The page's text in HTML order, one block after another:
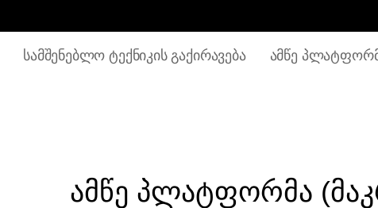
ᲡᲐᲛᲨᲔᲜᲔᲑᲚᲝ ᲢᲔᲥᲜᲘᲙᲘᲡ ᲒᲐᲥᲘᲠᲐᲕᲔᲑᲐ ᲐᲛᲬᲔ
ამწე პლატფორმა